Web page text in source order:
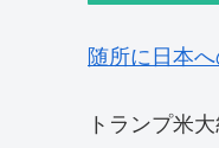
随所に日本
トランプ米